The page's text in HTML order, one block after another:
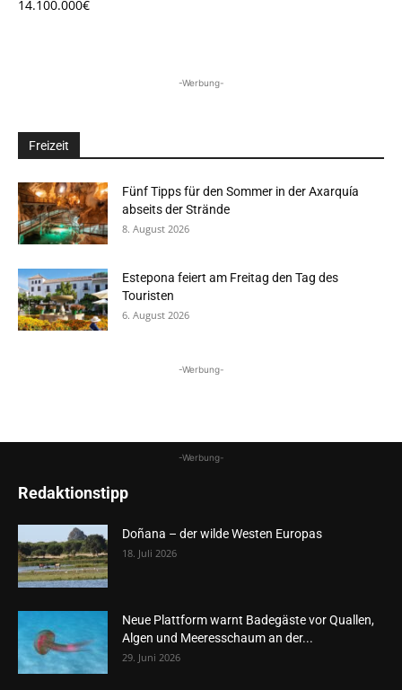
14.100.000€
-Werbung-
Freizeit
Fünf Tipps für den Sommer in der Axarquía
abseits der Strände
8. August 2026
Estepona feiert am Freitag den Tag des
Touristen
6. August 2026
-Werbung-
-Werbung-
Redaktionstipp
Doñana – der wilde Westen Europas
18. Juli 2026
Neue Plattform warnt Badegäste vor Quallen,
Algen und Meeresschaum an der...
29. Juni 2026